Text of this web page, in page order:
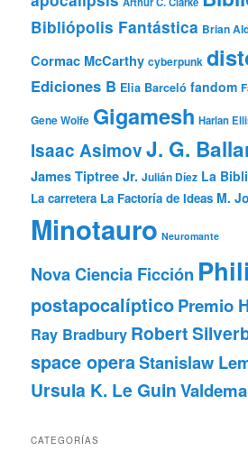
Bibliópolis Fantástica Brian
Cormac McCarthy cyberpunk
Ediciones B Elia Barceló fandom
Gene Wolfe Gigamesh Harlan
Isaac AsimovJ. G.
James Tiptree Jr. Julián Díez La
La carretera La Factoría de Ideas M.
Minotauro Neuromante
Nova Ciencia Ficción
postapocalípticoPremio
Ray Bradbury Robert
space operaStanislaw
Ursula K. Le Guin
CATEGORÍAS